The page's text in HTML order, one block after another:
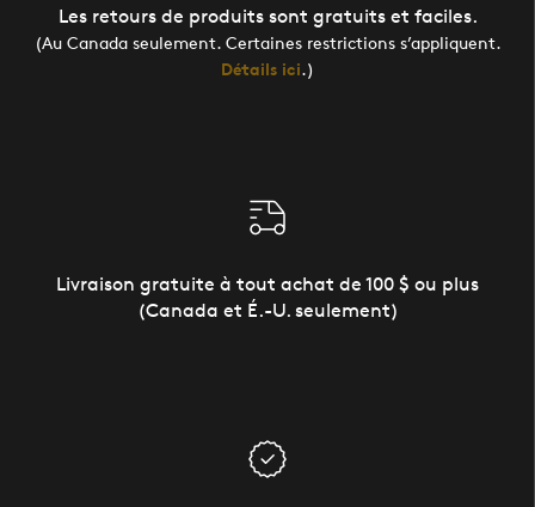
Les retours de produits sont gratuits et faciles.
(Au Canada seulement. Certaines restrictions s’appliquent.
Détails ici.)
Livraison gratuite à tout achat de 100 $ ou plus
(Canada et É.-U. seulement)